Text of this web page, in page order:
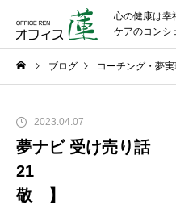
心の健康は幸
ケアのコンシ
ブログ コーチング・夢
2023.04.07
夢ナビ 受け売り話
21
敬 】